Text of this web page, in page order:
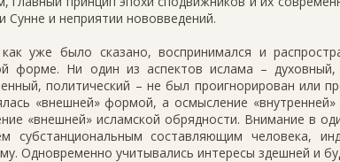
Сунне и неприятии нововведений.
уже было сказано, воспринимался и
форме. Ни один из аспектов ислама – духовный,
политический – не был проигнорирован или
«внешней» формой, а осмысление
«внешней» исламской обрядности. Внимание в
субстанциональным составляющим человека,
Одновременно учитывались интересы здешней и